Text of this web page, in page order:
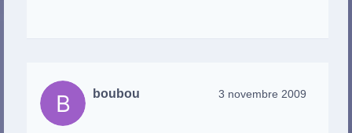
boubou 3 novembre 2009